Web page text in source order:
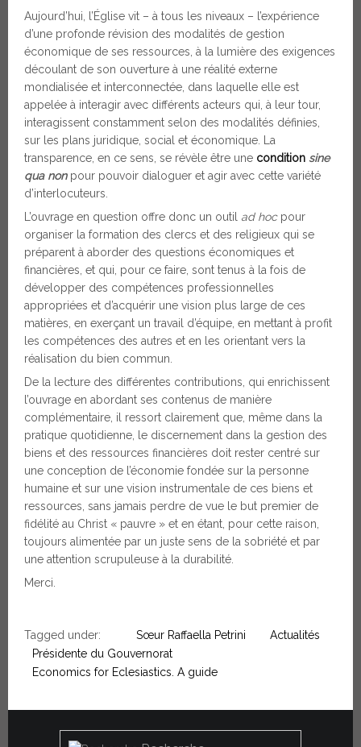
Aujourd’hui, l’Église vit – à tous les niveaux – l’expérience
d’une profonde révision des modalités de gestion
économique de ses ressources, à la lumière des exigences
découlant de son ouverture à une réalité externe
mondialisée et interconnectée, dans laquelle elle est
appelée à interagir avec différents acteurs qui, à leur tour,
interagissent constamment selon des modalités définies,
sur les plans juridique, social et économique. La
transparence, en ce sens, se révèle être une condition sine
qua nonpour pouvoir dialoguer et agir avec cette variété
d’interlocuteurs.
L’ouvrage en question offre donc un outil ad hoc pour
organiser la formation des clercs et des religieux qui se
préparent à aborder des questions économiques et
financières, et qui, pour ce faire, sont tenus à la fois de
développer des compétences professionnelles
appropriées et d’acquérir une vision plus large de ces
matières, en exerçant un travail d’équipe, en mettant à profit
les compétences des autres et en les orientant vers la
réalisation du bien commun.
De la lecture des différentes contributions, qui enrichissent
l’ouvrage en abordant ses contenus de manière
complémentaire, il ressort clairement que, même dans la
pratique quotidienne, le discernement dans la gestion des
biens et des ressources financières doit rester centré sur
une conception de l’économie fondée sur la personne
humaine et sur une vision instrumentale de ces biens et
ressources, sans jamais perdre de vue le but premier de
fidélité au Christ « pauvre » et en étant, pour cette raison,
toujours alimentée par un juste sens de la sobriété et par
une attention scrupuleuse à la durabilité.
Merci.
Tagged under: Sœur Raffaella Petrini
Actualités
Présidente du Gouvernorat
Economics for Eclesiastics. A guide